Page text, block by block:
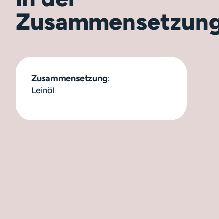
Zusammensetzung:
Leinöl